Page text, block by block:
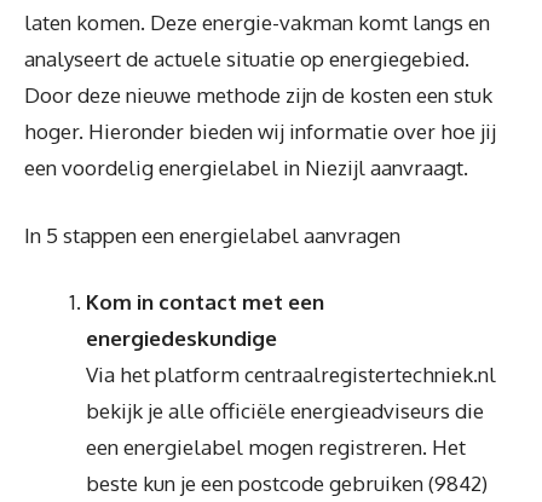
laten komen. Deze energie-vakman komt langs en
analyseert de actuele situatie op energiegebied.
Door deze nieuwe methode zijn de kosten een stuk
hoger. Hieronder bieden wij informatie over hoe jij
een voordelig energielabel in Niezijl aanvraagt.
In 5 stappen een energielabel aanvragen
Kom in contact met een
energiedeskundige
Via het platform centraalregistertechniek.nl
bekijk je alle officiële energieadviseurs die
een energielabel mogen registreren. Het
beste kun je een postcode gebruiken (9842)